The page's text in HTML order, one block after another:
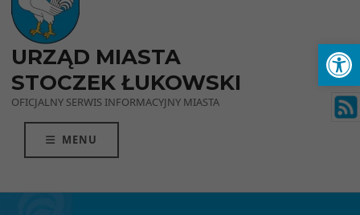
URZĄD MIASTA
STOCZEK ŁUKOWSKI
OFICJALNY SERWIS INFORMACYJNY MIASTA
MENU